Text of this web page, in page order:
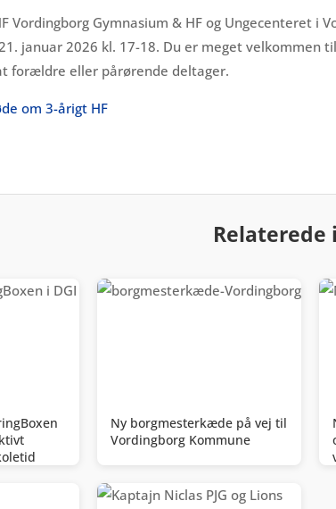
Vordingborg Gymnasium & HF og Ungecenteret
januar 2026 kl. 17-18. Du er meget
forældre eller pårørende deltager.
om 3-årigt HF
Ny borgmesterkæde på vej til
Vordingborg Kommune